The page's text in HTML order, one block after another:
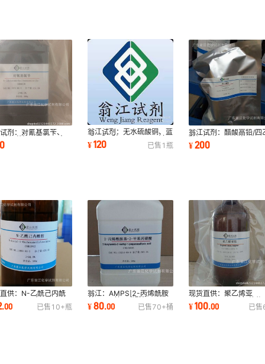
剂：对氰基氯苄、
氯苄|874-86-2|
瓶
翁江试剂：无水硫酸铜、蓝
矾、胆矾|7758-98-7|各
种规格纯度
¥120 已售 1 瓶
翁江试剂：醋酸高铅/四
酸铅|546-67-8|25g-
500g
¥200
供：N-乙酰己内酰
91-1|
500g P液体
.00 已售 10+瓶
翁江：AMPS|2-丙烯酰胺
基-2-甲基丙磺酸|15214-
89-8|500g-25KG
¥80.00 已售70+桶
现货直供：聚乙烯亚
胺|9002-98-6|各种分
量 P液体
¥100.00 已售